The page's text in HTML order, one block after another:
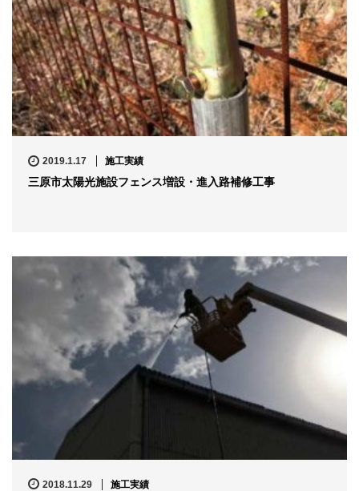
2019.1.17 施工実績
三原市太陽光施設フェンス増設・進入路補修工事
2018.11.29 施工実績